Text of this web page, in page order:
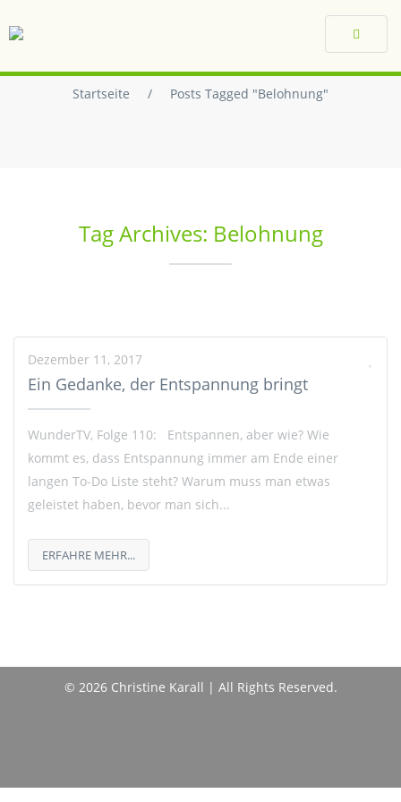
Toggle
Startseite / Posts Tagged "Belohnung"
Tag Archives: Belohnung
Dezember 11, 2017
Ein Gedanke, der Entspannung bringt
WunderTV, Folge 110: Entspannen, aber wie? Wie
kommt es, dass Entspannung immer am Ende einer
langen To-Do Liste steht? Warum muss man etwas
geleistet haben, bevor man sich...
ERFAHRE MEHR...
© 2026 Christine Karall | All Rights Reserved.